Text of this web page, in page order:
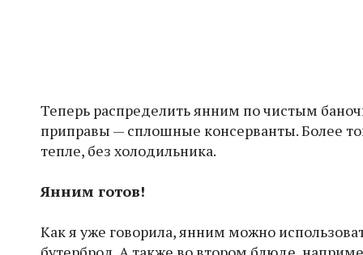
Теперь распределить янним по чистым
приправы — сплошные консерванты. Более
тепле, без холодильника.
Янним готов!
Как я уже говорила, янним можно